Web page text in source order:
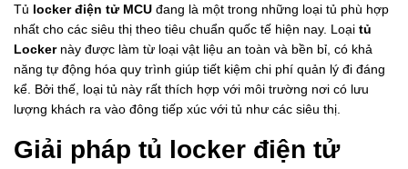
Tủ locker điện tử MCU đang là một trong những loại tủ phù hợp
nhất cho các siêu thị theo tiêu chuẩn quốc tế hiện nay. Loại tủ
Lockernày được làm từ loại vật liệu an toàn và bền bỉ, có khả
năng tự động hóa quy trình giúp tiết kiệm chi phí quản lý đi đáng
kể. Bởi thế, loại tủ này rất thích hợp với môi trường nơi có lưu
lượng khách ra vào đông tiếp xúc với tủ như các siêu thị.
Giải pháp tủ locker điện tử